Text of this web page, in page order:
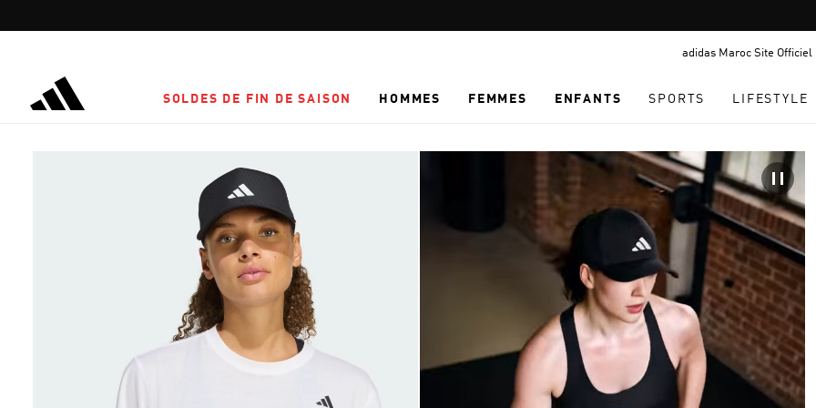
promotion
adidas Maroc Site Officiel
SOLDES DE FIN DE SAISON HOMMES FEMMES ENFANTS SPORTS LIFESTYLE